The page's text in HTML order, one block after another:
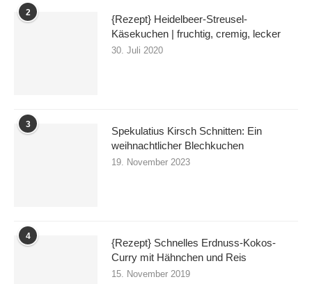
2
{Rezept} Heidelbeer-Streusel-
Käsekuchen | fruchtig, cremig, lecker
30. Juli 2020
3
Spekulatius Kirsch Schnitten: Ein
weihnachtlicher Blechkuchen
19. November 2023
4
{Rezept} Schnelles Erdnuss-Kokos-
Curry mit Hähnchen und Reis
15. November 2019